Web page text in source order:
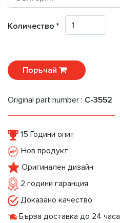
Количество *
Поръчай
Original part number : C-3552
15 Години опит
Нов продукт
Оригинален дизайн
2 години гаранция
Доказано качество
Бърза доставка до 24 часа